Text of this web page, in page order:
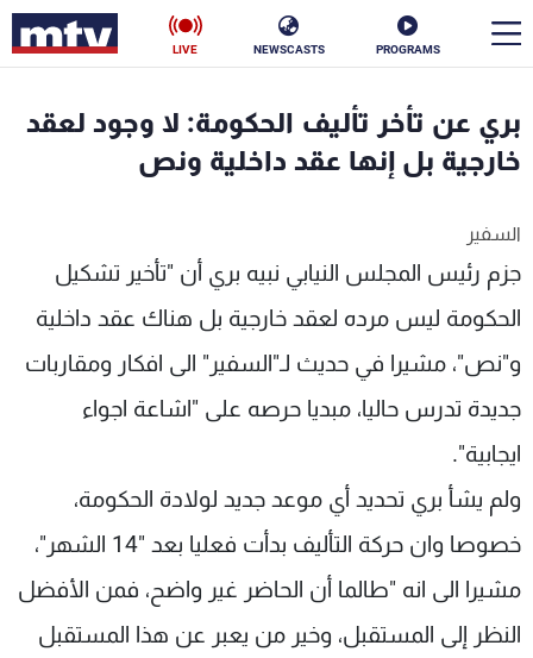
PROGRAMS
NEWSCASTS
LIVE
بري عن تأخر تأليف الحكومة: لا وجود لعقد
خارجية بل إنها عقد داخلية ونص
السفير
جزم رئيس المجلس النيابي نبيه بري أن "تأخير تشكيل
الحكومة ليس مرده لعقد خارجية بل هناك عقد داخلية
و"نص"، مشيرا في حديث لـ"السفير" الى افكار ومقاربات
جديدة تدرس حاليا، مبديا حرصه على "اشاعة اجواء
ايجابية".
ولم يشأ بري تحديد أي موعد جديد لولادة الحكومة،
خصوصا وان حركة التأليف بدأت فعليا بعد "14 الشهر"،
مشيرا الى انه "طالما أن الحاضر غير واضح، فمن الأفضل
النظر إلى المستقبل، وخير من يعبر عن هذا المستقبل
الأخبار
إقتصاد فن
منوعات رياضة
كأس العالم
البرامج
شاهد البرامج
الترددات